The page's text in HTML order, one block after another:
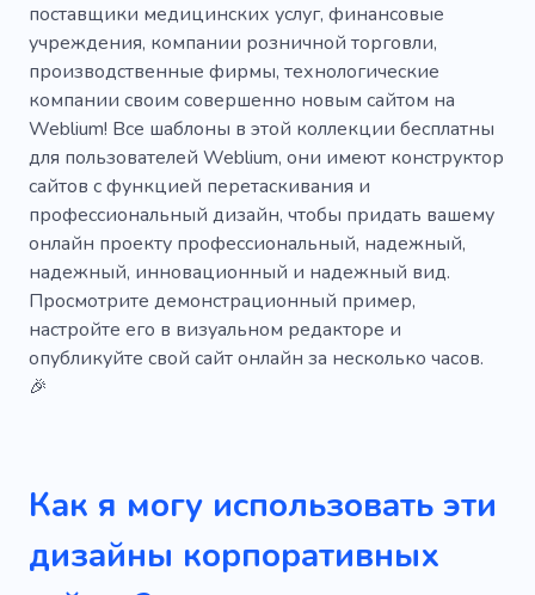
Информация
Аналитика
Творческий
Брендинг
Маркетинг
Предприниматель
Руководство
Успех
Конференция
Программное обеспечение
Разработчик
Программирование
Вебдизайн
Вебстудия
Консультации
Поддержка
Данные
Промышленность
Сети
Оборудование
Приготовление пищи
Поставщик
Решение проблемы
поставщики медицинских услуг, финансовые
учреждения, компании розничной торговли,
производственные фирмы, технологические
компании своим совершенно новым сайтом на
Weblium! Все шаблоны в этой коллекции бесплатны
для пользователей Weblium, они имеют конструктор
сайтов с функцией перетаскивания и
профессиональный дизайн, чтобы придать вашему
онлайн проекту профессиональный, надежный,
надежный, инновационный и надежный вид.
Просмотрите демонстрационный пример,
настройте его в визуальном редакторе и
опубликуйте свой сайт онлайн за несколько часов.
🎉
Как я могу использовать эти
дизайны корпоративных